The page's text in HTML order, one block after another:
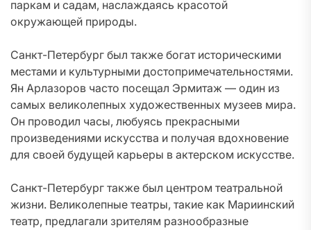
паркам и садам, наслаждаясь красотой
окружающей природы.
Санкт-Петербург был также богат историческими
местами и культурными достопримечательностями.
Ян Арлазоров часто посещал Эрмитаж — один из
самых великолепных художественных музеев мира.
Он проводил часы, любуясь прекрасными
произведениями искусства и получая вдохновение
для своей будущей карьеры в актерском искусстве.
Санкт-Петербург также был центром театральной
жизни. Великолепные театры, такие как Мариинский
театр, предлагали зрителям разнообразные